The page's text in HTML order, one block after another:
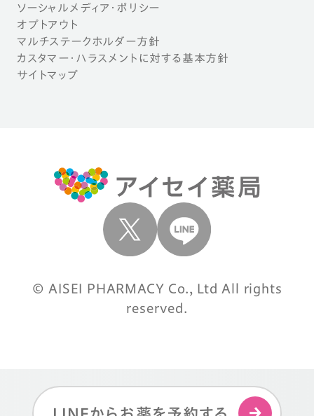
ソーシャルメディア・ポリシー
オプトアウト
マルチステークホルダー方針
カスタマー・ハラスメントに対する基本方針
サイトマップ
© AISEI PHARMACY Co., Ltd All rights
reserved.